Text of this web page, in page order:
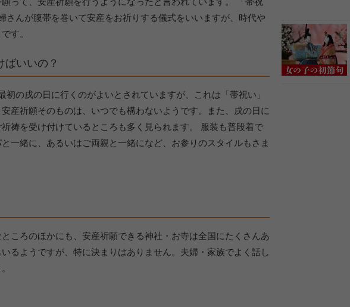
さんが腹帯を巻いて安産をお祈りする儀式をいいますが、時代や
す。
ばいいの？
の戌の日に行くのがよいとされていますが、これは「帯祝い」
産祈願そのものは、いつでも構わないようです。また、戌の日に
祷を受け付けているところも多く見られます。 服装も普段着で
一緒に、あるいはご両親と一緒になど、お参りのスタイルもさま
ころのほかにも、安産祈願できる神社・お寺は全国にたくさんあ
るようですが、特に決まりはありません。夫婦・家族でよく話し